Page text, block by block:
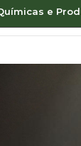
e
Porta